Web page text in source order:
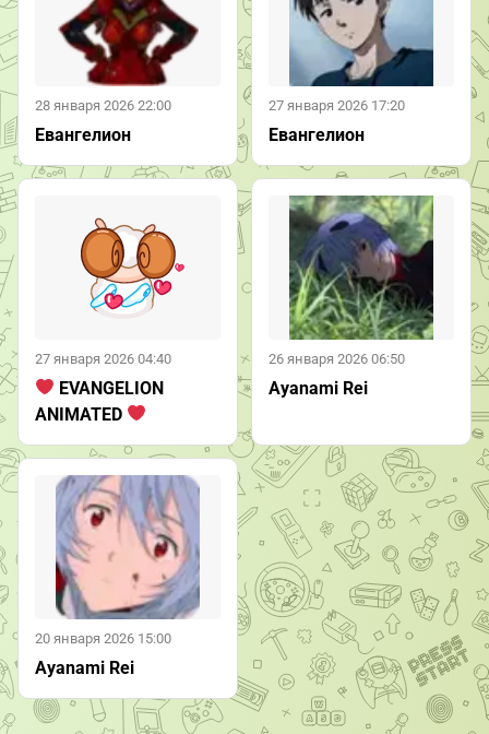
28 января 2026 22:00
Евангелион
27 января 2026 17:20
Евангелион
27 января 2026 04:40
EVANGELION
ANIMATED
26 января 2026 06:50
Ayanami Rei
20 января 2026 15:00
Ayanami Rei